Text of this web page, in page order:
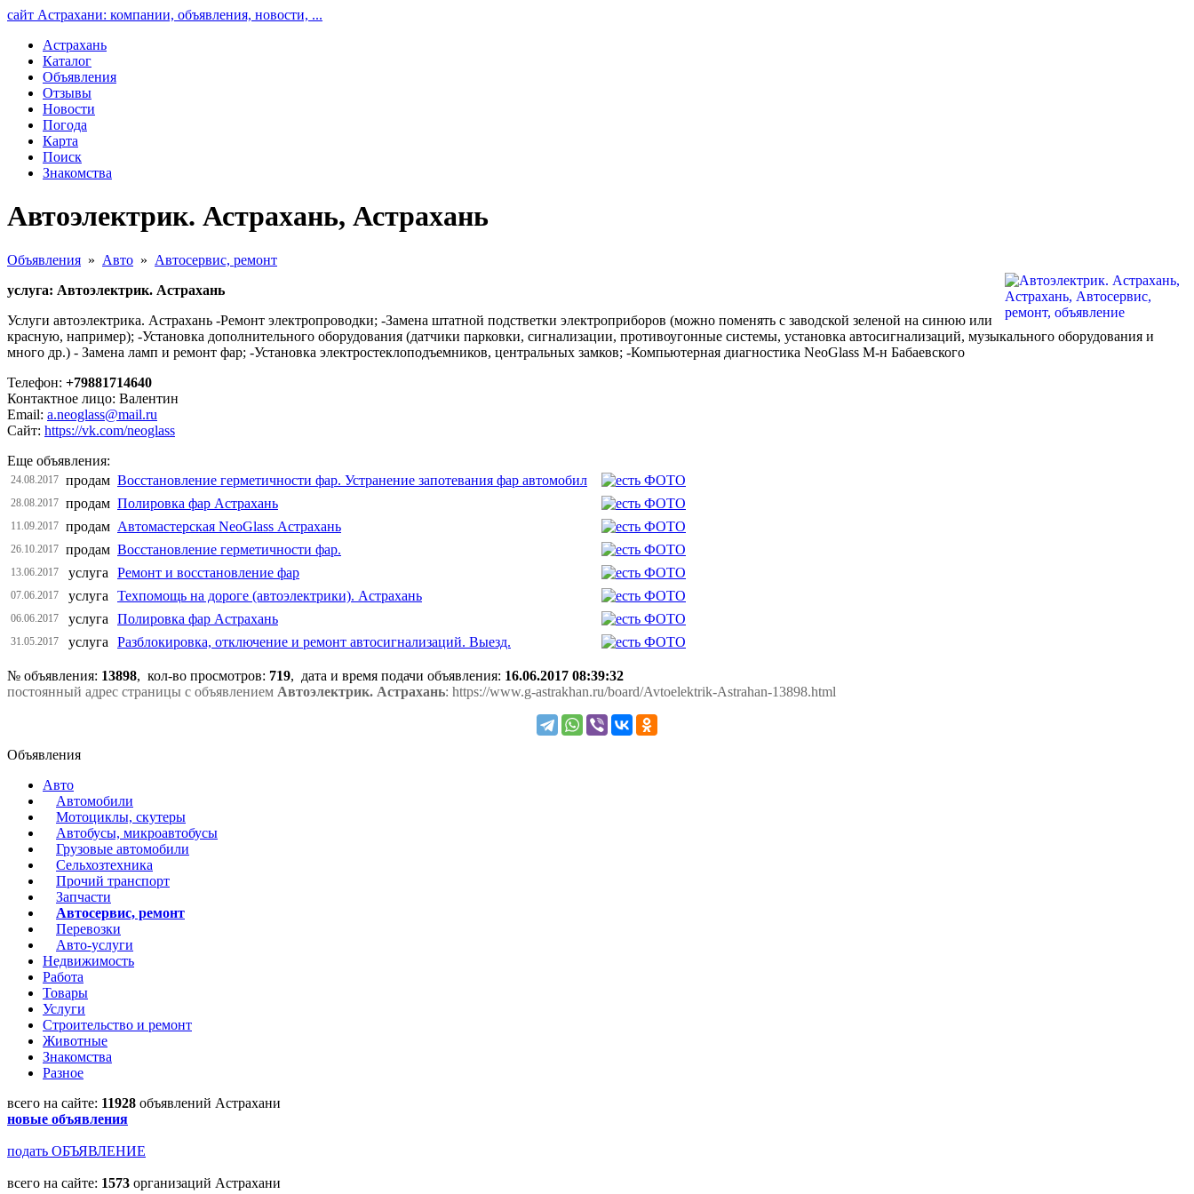
сайт Астрахани: компании, объявления, новости, ...
Астрахань
Каталог
Объявления
Отзывы
Новости
Погода
Карта
Поиск
Знакомства
Автоэлектрик. Астрахань, Астрахань
Объявления » Авто » Автосервис, ремонт
услуга: Автоэлектрик. Астрахань
Услуги автоэлектрика. Астрахань -Ремонт электропроводки; -Замена штатной подстветки электроприборов (можно поменять с заводской зеленой на синюю или
красную, например); -Установка дополнительного оборудования (датчики парковки, сигнализации, противоугонные системы, установка автосигнализаций, музыкального оборудования и
много др.) - Замена ламп и ремонт фар; -Установка электростеклоподъемников, центральных замков; -Компьютерная диагностика NeoGlass М-н Бабаевского
Телефон: +79881714640
Контактное лицо: Валентин
Email: a.neoglass@mail.ru
Сайт: https://vk.com/neoglass
Еще объявления:
24.08.2017 продам Восстановление герметичности фар. Устранение запотевания фар автомобил
28.08.2017 продам Полировка фар Астрахань
11.09.2017 продам Автомастерская NeoGlass Астрахань
26.10.2017 продам Восстановление герметичности фар.
13.06.2017 услуга Ремонт и восстановление фар
07.06.2017 услуга Техпомощь на дороге (автоэлектрики). Астрахань
06.06.2017 услуга Полировка фар Астрахань
31.05.2017 услуга Разблокировка, отключение и ремонт автосигнализаций. Выезд.
№ объявления: 13898, кол-во просмотров: 719, дата и время подачи объявления: 16.06.2017 08:39:32
постоянный адрес страницы с объявлением Автоэлектрик. Астрахань: https://www.g-astrakhan.ru/board/Avtoelektrik-Astrahan-13898.html
Объявления
Авто
Автомобили
Мотоциклы, скутеры
Автобусы, микроавтобусы
Грузовые автомобили
Сельхозтехника
Прочий транспорт
Запчасти
Автосервис, ремонт
Перевозки
Авто-услуги
Недвижимость
Работа
Товары
Услуги
Строительство и ремонт
Животные
Знакомства
Разное
всего на сайте: 11928 объявлений Астрахани
новые объявления
подать ОБЪЯВЛЕНИЕ
всего на сайте: 1573 организаций Астрахани